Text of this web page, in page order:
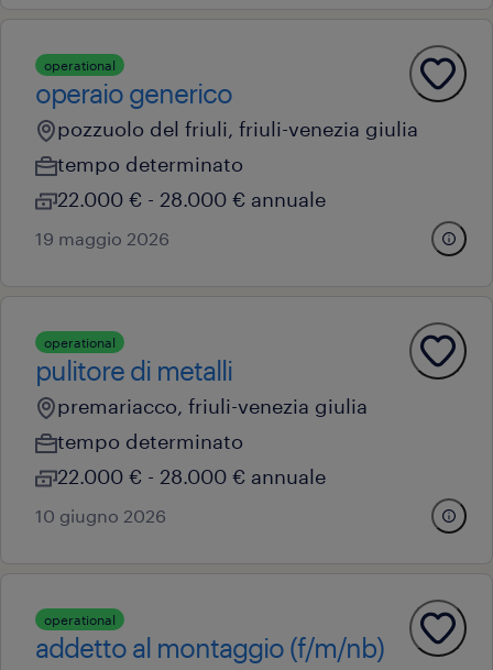
operational
operaio generico
pozzuolo del friuli, friuli-venezia giulia
tempo determinato
22.000 € - 28.000 € annuale
19 maggio 2026
operational
pulitore di metalli
premariacco, friuli-venezia giulia
tempo determinato
22.000 € - 28.000 € annuale
10 giugno 2026
operational
addetto al montaggio (f/m/nb)